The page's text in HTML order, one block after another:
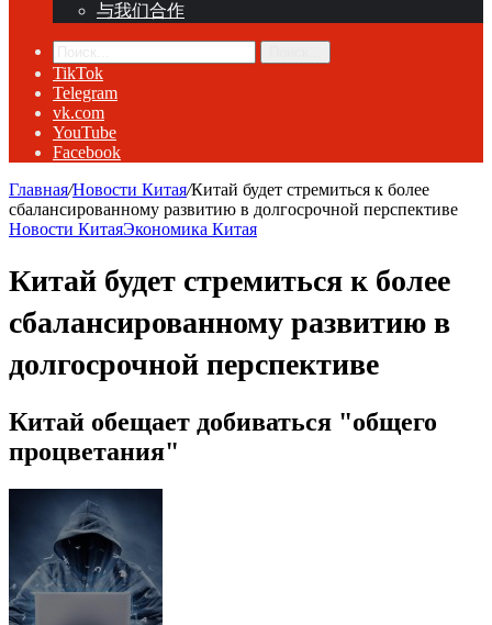
与我们合作
TikTok
Telegram
vk.com
YouTube
Facebook
Главная/Новости Китая/Китай будет стремиться к более
сбалансированному развитию в долгосрочной перспективе
Новости КитаяЭкономика Китая
Китай будет стремиться к более
сбалансированному развитию в
долгосрочной перспективе
Китай обещает добиваться "общего
процветания"